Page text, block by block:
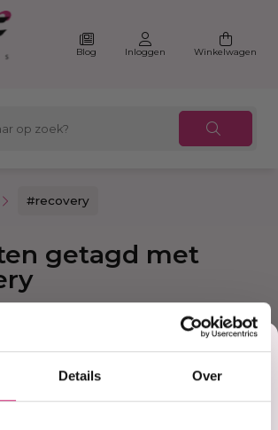
Details Over
Blog Inloggen Winkelwagen
#recovery
getagd met
Sorteer